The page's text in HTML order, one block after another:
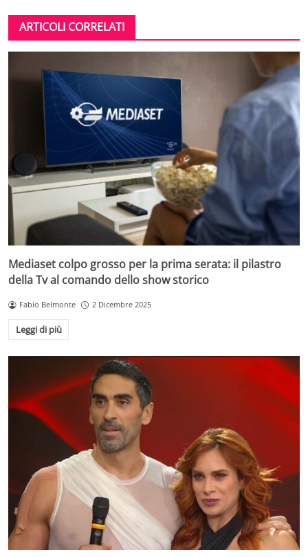
ARTICOLI CORRELATI
Mediaset colpo grosso per la prima serata: il pilastro
della Tv al comando dello show storico
Fabio Belmonte 2 Dicembre 2025
Leggi di più